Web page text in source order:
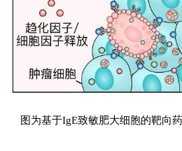
图为基于IgE致敏肥大细胞的靶向